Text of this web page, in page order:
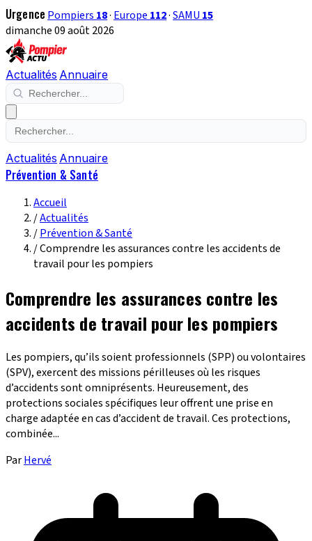
Urgence Pompiers 18· Europe 112·SAMU 15
dimanche 09 août 2026
Actualités Annuaire
Actualités Annuaire
Prévention & Santé
Accueil
/Actualités
/Prévention & Santé
/Comprendre les assurances contre les accidents de
travail pour les pompiers
Comprendre les assurances contre les
accidents de travail pour les pompiers
Les pompiers, qu’ils soient professionnels (SPP) ou volontaires
(SPV), exercent des missions périlleuses où les risques
d’accidents sont omniprésents. Heureusement, des
protections sociales spécifiques leur offrent une prise en
charge adaptée en cas d’accident de travail. Ces protections,
combinée...
ParHervé